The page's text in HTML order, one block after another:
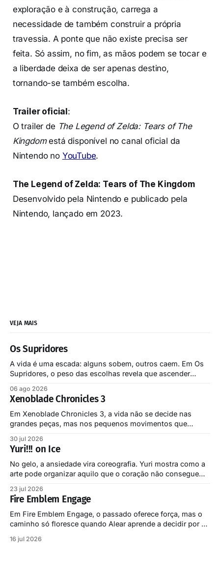
exploração e à construção, carrega a
necessidade de também construir a própria
travessia. A ponte que não existe precisa ser
feita. Só assim, no fim, as mãos podem se tocar e
a liberdade deixa de ser apenas destino,
tornando-se também escolha.
Trailer oficial:
O trailer de The Legend of Zelda: Tears of The
Kingdomestá disponível no canal oficial da
Nintendo no YouTube.
The Legend of Zelda: Tears of The Kingdom
Desenvolvido pela Nintendo e publicado pela
Nintendo, lançado em 2023.
VEJA MAIS
Os Supridores
A vida é uma escada: alguns sobem, outros caem. Em Os
Supridores, o peso das escolhas revela que ascender
06 ago 2026
Xenoblade Chronicles 3
Em Xenoblade Chronicles 3, a vida não se decide nas
grandes peças, mas nos pequenos movimentos que
30 jul 2026
Yuri!!! on Ice
No gelo, a ansiedade vira coreografia. Yuri mostra como a
arte pode organizar aquilo que o coração não consegue
23 jul 2026
Fire Emblem Engage
Em Fire Emblem Engage, o passado oferece força, mas o
caminho só floresce quando Alear aprende a decidir por si
16 jul 2026